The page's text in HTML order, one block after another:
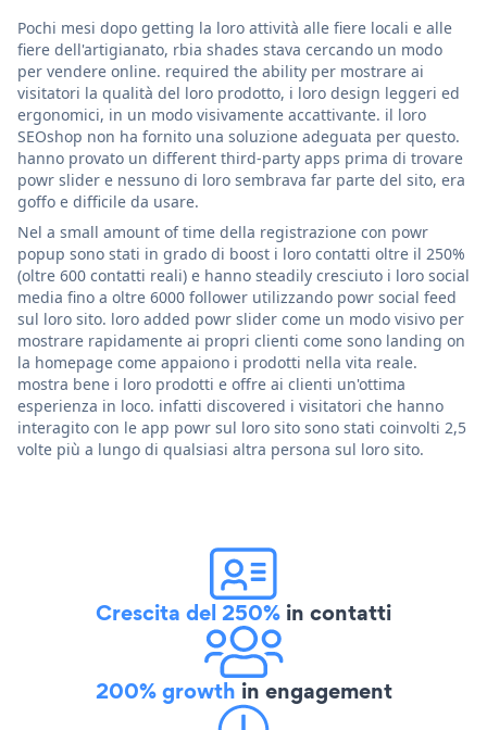
Pochi mesi dopo getting la loro attività alle fiere locali e alle
fiere dell'artigianato, rbia shades stava cercando un modo
per vendere online. required the ability per mostrare ai
visitatori la qualità del loro prodotto, i loro design leggeri ed
ergonomici, in un modo visivamente accattivante. il loro
SEOshop non ha fornito una soluzione adeguata per questo.
hanno provato un different third-party apps prima di trovare
powr slider e nessuno di loro sembrava far parte del sito, era
goffo e difficile da usare.
Nel a small amount of time della registrazione con powr
popup sono stati in grado di boost i loro contatti oltre il 250%
(oltre 600 contatti reali) e hanno steadily cresciuto i loro social
media fino a oltre 6000 follower utilizzando powr social feed
sul loro sito. loro added powr slider come un modo visivo per
mostrare rapidamente ai propri clienti come sono landing on
la homepage come appaiono i prodotti nella vita reale.
mostra bene i loro prodotti e offre ai clienti un'ottima
esperienza in loco. infatti discovered i visitatori che hanno
interagito con le app powr sul loro sito sono stati coinvolti 2,5
volte più a lungo di qualsiasi altra persona sul loro sito.
Crescita del 250% in contatti
200% growth in engagement